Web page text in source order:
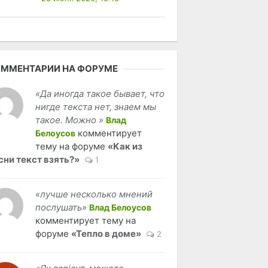
НА ФОРУМЕ
«Да иногда такое бывает, что
нигде текста нет, знаем мы
такое. Можно » Влад
Белоусов комментирует
тему на форуме «Как из
текст взять?»
1
«лучше несколько мнений
послушать» Влад Белоусов
комментирует тему на
форуме «Тепло в доме» 2